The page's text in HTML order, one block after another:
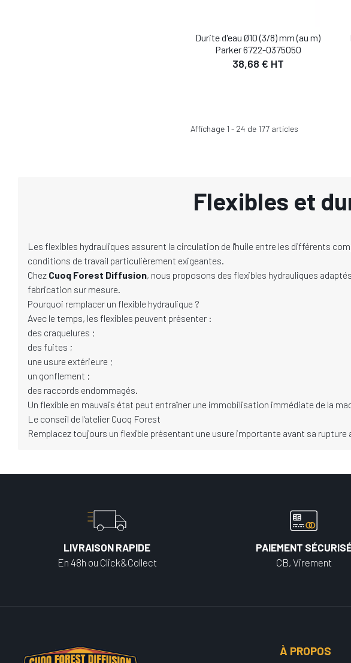
Durite d'eau Ø10 (3/8) mm (au m)
Parker 6722-0375050
38,68 € HT
Affichage 1 - 24 de 177 articles
Flexibles et
Les flexibles hydrauliques assurent la circulation de l'huile entre les différents
conditions de travail particulièrement exigeantes.
Chez Cuoq Forest Diffusion, nous proposons des flexibles hydrauliques
fabrication sur mesure.
Pourquoi remplacer un flexible hydraulique ?
Avec le temps, les flexibles peuvent présenter :
des craquelures ;
des fuites ;
une usure extérieure ;
un gonflement ;
des raccords endommagés.
Un flexible en mauvais état peut entraîner une immobilisation immédiate de la
Le conseil de l'atelier Cuoq Forest
Remplacez toujours un flexible présentant une usure importante avant sa
LIVRAISON RAPIDE
En 48h ou Click&Collect
PAIEMENT
CB, Virement
À PROPOS